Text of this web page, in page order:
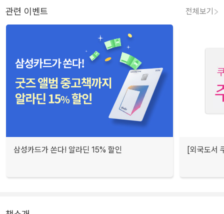
관련 이벤트 전체보기
삼성카드가 쏜다! 알라딘 15% 할인 [외국도서